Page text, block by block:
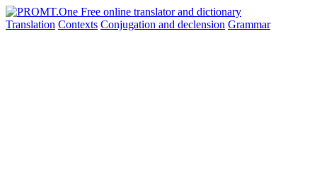
Translation Contexts Conjugation and declension Grammar